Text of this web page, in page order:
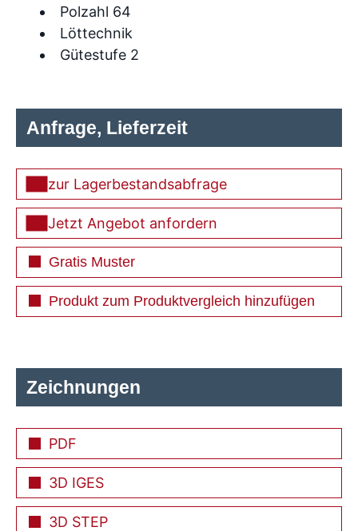
Polzahl 64
Löttechnik
Gütestufe 2
Zeichnungen
PDF
3D IGES
3D STEP
Anfrage, Lieferzeit
zur Lagerbestandsabfrage
Jetzt Angebot anfordern
Gratis Muster
Produkt zum Produktvergleich hinzufügen